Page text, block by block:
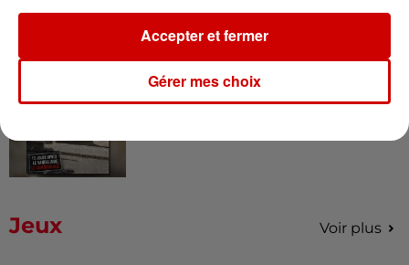
L’église de cette commune
d’Indre-et-Loire a été
Jeux Voir plus
Gérer mes choix
Accepter et fermer